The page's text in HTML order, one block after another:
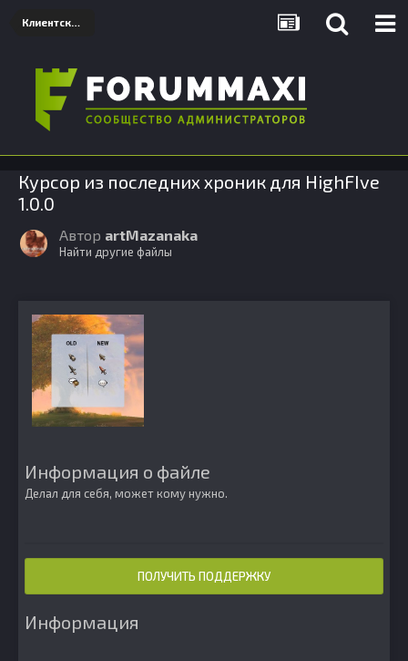
Клиентские дополнения
Курсор из последних хроник для HighFIve
1.0.0
Автор artMazanaka
Найти другие файлы
Информация о файле
Делал для себя, может кому нужно.
ПОЛУЧИТЬ ПОДДЕРЖКУ
Информация